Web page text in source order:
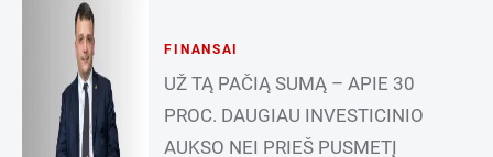
FINANSAI
UŽ TĄ PAČIĄ SUMĄ – APIE 30
PROC. DAUGIAU INVESTICINIO
AUKSO NEI PRIEŠ PUSMETĮ